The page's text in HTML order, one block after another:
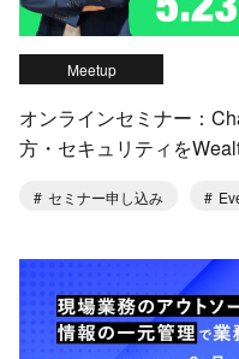
Meetup
オンラインセミナー：
方・セキュリティを
セミナー申し込み